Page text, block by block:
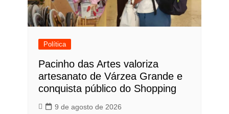
Política
Pacinho das Artes valoriza
artesanato de Várzea Grande e
conquista público do Shopping
9 de agosto de 2026